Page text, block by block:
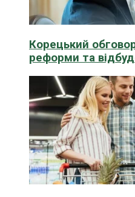
Корецький
реформи та